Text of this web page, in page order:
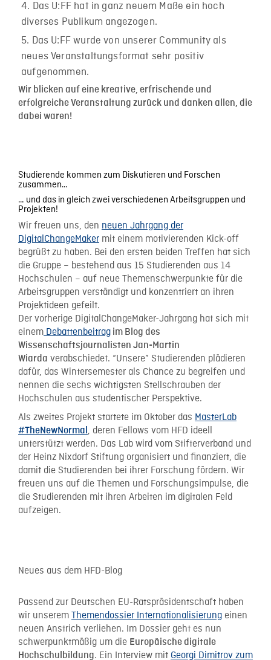
Das U:FF hat in ganz neuem Maße ein hoch
diverses Publikum angezogen.
Das U:FF wurde von unserer Community als
neues Veranstaltungsformat sehr positiv
aufgenommen.
Wir blicken auf eine kreative, erfrischende und
erfolgreiche Veranstaltung zurück und danken allen, die
dabei waren!
Studierende kommen zum Diskutieren und Forschen
zusammen…
… und das in gleich zwei verschiedenen Arbeitsgruppen und
Projekten!
Wir freuen uns, den neuen Jahrgang der
DigitalChangeMaker mit einem motivierenden Kick-off
begrüßt zu haben. Bei den ersten beiden Treffen hat sich
die Gruppe – bestehend aus 15 Studierenden aus 14
Hochschulen – auf neue Themenschwerpunkte für die
Arbeitsgruppen verständigt und konzentriert an ihren
Projektideen gefeilt.
Der vorherige DigitalChangeMaker-Jahrgang hat sich mit
einemDebattenbeitrag im Blog des
Wissenschaftsjournalisten Jan-Martin
Wiarda verabschiedet. “Unsere” Studierenden plädieren
dafür, das Wintersemester als Chance zu begreifen und
nennen die sechs wichtigsten Stellschrauben der
Hochschulen aus studentischer Perspektive.
Als zweites Projekt startete im Oktober das MasterLab
#TheNewNormal , deren Fellows vom HFD ideell
unterstützt werden. Das Lab wird vom Stifterverband und
der Heinz Nixdorf Stiftung organisiert und finanziert, die
damit die Studierenden bei ihrer Forschung fördern. Wir
freuen uns auf die Themen und Forschungsimpulse, die
die Studierenden mit ihren Arbeiten im digitalen Feld
aufzeigen.
Neues aus dem HFD-Blog
Passend zur Deutschen EU-Ratspräsidentschaft haben
wir unserem Themendossier Internationalisierung einen
neuen Anstrich verliehen. Im Dossier geht es nun
schwerpunktmäßig um die Europäische digitale
Hochschulbildung. Ein Interview mit Georgi Dimitrov zum